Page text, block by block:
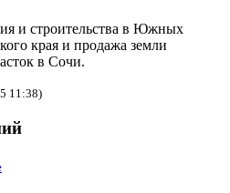
и строительства в Южных
края и продажа земли
в Сочи.
11:38)